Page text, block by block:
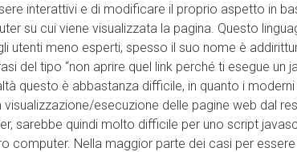
interattivi e di modificare il proprio aspetto in
su cui viene visualizzata la pagina. Questo
utenti meno esperti, spesso il suo nome è
del tipo “non aprire quel link perché ti esegue un
questo è abbastanza difficile, in quanto i
visualizzazione/esecuzione delle pagine web dal
sarebbe quindi molto difficile per uno script
computer. Nella maggior parte dei casi per